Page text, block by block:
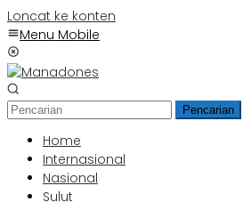
Loncat ke konten
Menu Mobile
Pencarian
Home
Internasional
Nasional
Sulut